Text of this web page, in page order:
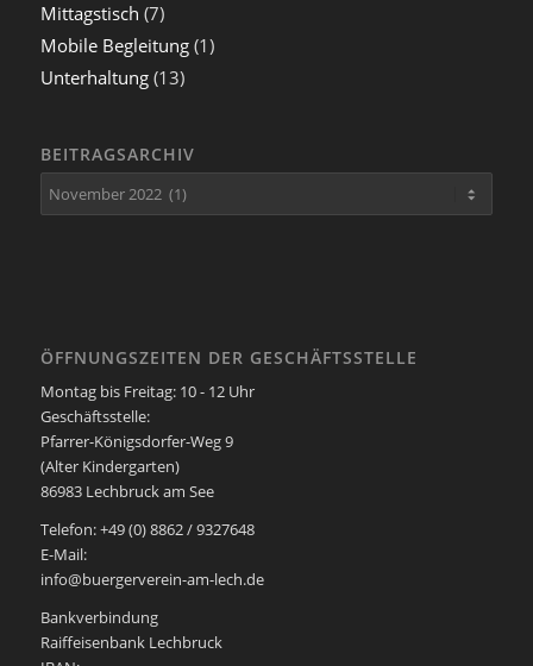
Mittagstisch (7)
Mobile Begleitung(1)
Unterhaltung(13)
BEITRAGSARCHIV
ÖFFNUNGSZEITEN DER GESCHÄFTSSTELLE
Montag bis Freitag: 10 - 12 Uhr
Geschäftsstelle:
Pfarrer-Königsdorfer-Weg 9
(Alter Kindergarten)
86983 Lechbruck am See
Telefon: +49 (0) 8862 / 9327648
E-Mail:
info@buergerverein-am-lech.de
Bankverbindung
Raiffeisenbank Lechbruck